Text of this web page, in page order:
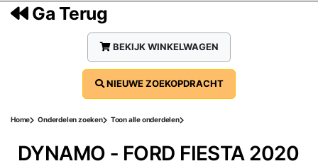
Ga Terug
Home Onderdelen zoeken Toon alle onderdelen
BEKIJK WINKELWAGEN
NIEUWE ZOEKOPDRACHT
DYNAMO ‐ FORD FIESTA 2020